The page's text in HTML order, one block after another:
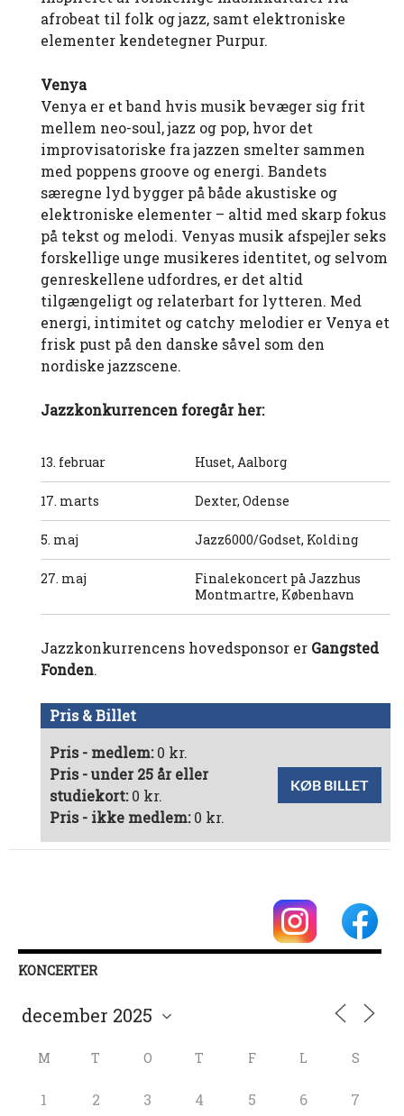
afrobeat til folk og jazz, samt elektroniske
elementer kendetegner Purpur.
Venya
Venya er et band hvis musik bevæger sig frit
mellem neo-soul, jazz og pop, hvor det
improvisatoriske fra jazzen smelter sammen
med poppens groove og energi. Bandets
særegne lyd bygger på både akustiske og
elektroniske elementer – altid med skarp fokus
på tekst og melodi. Venyas musik afspejler seks
forskellige unge musikeres identitet, og selvom
genreskellene udfordres, er det altid
tilgængeligt og relaterbart for lytteren. Med
energi, intimitet og catchy melodier er Venya et
frisk pust på den danske såvel som den
nordiske jazzscene.
Jazzkonkurrencen foregår her:
13. februar Huset, Aalborg
17. marts Dexter, Odense
5. maj Jazz6000/Godset, Kolding
27. maj
Finalekoncert på Jazzhus
Montmartre, København
Jazzkonkurrencens hovedsponsor er Gangsted
Fonden.
Pris & Billet
Pris - medlem:0 kr.
Pris - under 25 år eller
studiekort:0 kr.
Pris - ikke medlem:0 kr.
KØB BILLET
KONCERTER
M T O T F L S
1 2 3 4 5 6 7